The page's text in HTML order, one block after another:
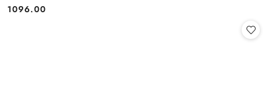
Cena:
1096.00